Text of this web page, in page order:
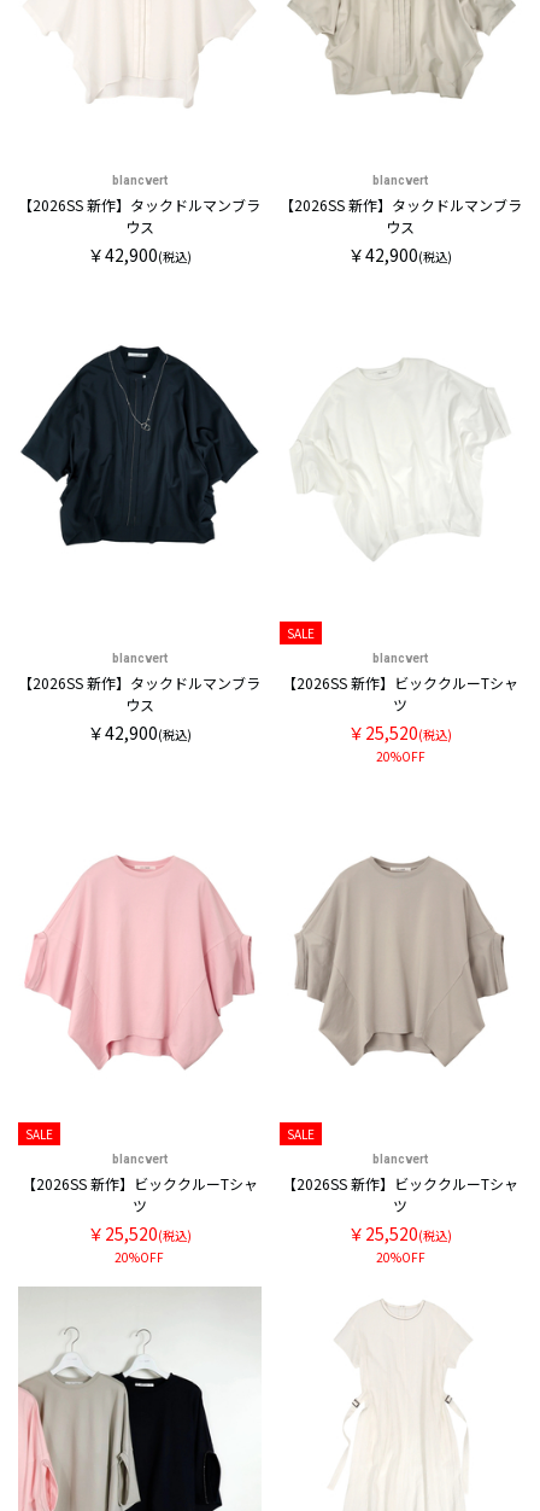
blancvert
【2026SS 新作】タックドルマンブラ
ウス
￥42,900(税込)
blancvert
【2026SS 新作】タックドルマンブラ
ウス
￥42,900(税込)
blancvert
【2026SS 新作】タックドルマンブラ
ウス
￥42,900(税込)
SALE
blancvert
【2026SS 新作】ビッククルーTシャ
ツ
￥25,520(税込)
20%OFF
SALE
blancvert
【2026SS 新作】ビッククルーTシャ
ツ
￥25,520(税込)
20%OFF
SALE
blancvert
【2026SS 新作】ビッククルーTシャ
ツ
￥25,520(税込)
20%OFF